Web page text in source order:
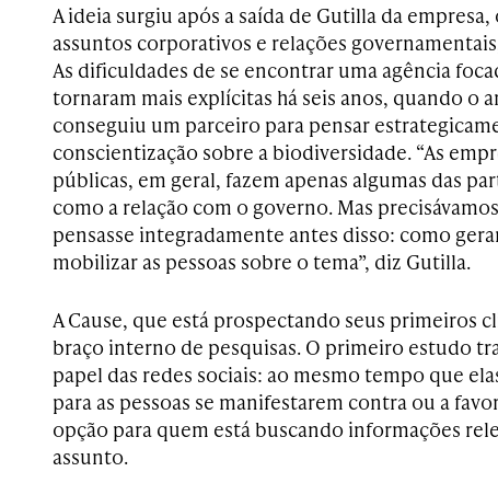
A ideia surgiu após a saída de Gutilla da
assuntos corporativos e relações
As dificuldades de se encontrar uma agência
tornaram mais explícitas há seis anos, quando o
conseguiu um parceiro para pensar
conscientização sobre a biodiversidade. “As
públicas, em geral, fazem apenas algumas das
como a relação com o governo. Mas
pensasse integradamente antes disso: como
mobilizar as pessoas sobre o tema”, diz Gutilla.
A Cause, que está prospectando seus primeiros
braço interno de pesquisas. O primeiro estudo
papel das redes sociais: ao mesmo tempo que
para as pessoas se manifestarem contra ou a
opção para quem está buscando informações
assunto.